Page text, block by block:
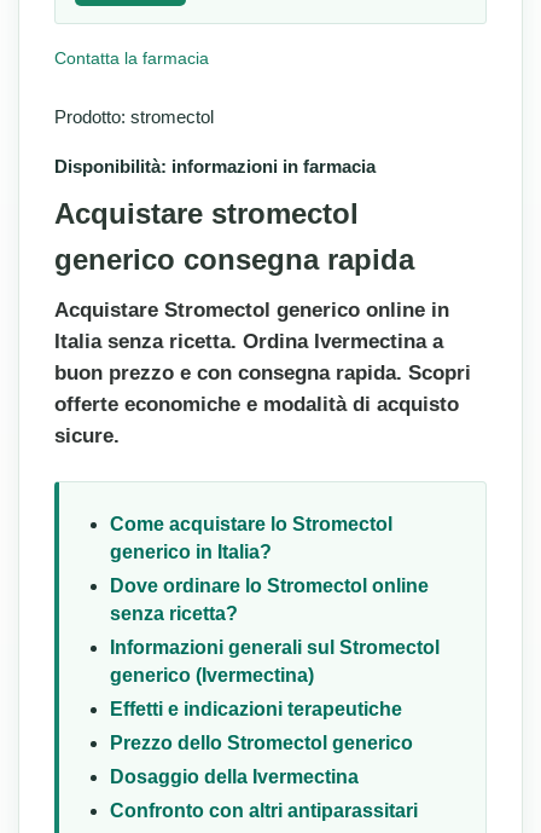
Contatta la farmacia
Prodotto: stromectol
Disponibilità: informazioni in farmacia
Acquistare stromectol
generico consegna rapida
Acquistare Stromectol generico online in
Italia senza ricetta. Ordina Ivermectina a
buon prezzo e con consegna rapida. Scopri
offerte economiche e modalità di acquisto
sicure.
Come acquistare lo Stromectol
generico in Italia?
Dove ordinare lo Stromectol online
senza ricetta?
Informazioni generali sul Stromectol
generico (Ivermectina)
Effetti e indicazioni terapeutiche
Prezzo dello Stromectol generico
Dosaggio della Ivermectina
Confronto con altri antiparassitari